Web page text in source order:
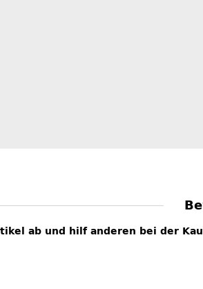
ab und hilf anderen bei der